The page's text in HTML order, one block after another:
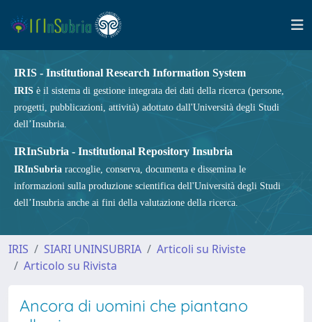
IRIS - Institutional Research Information System
IRIS è il sistema di gestione integrata dei dati della ricerca (persone,
progetti, pubblicazioni, attività) adottato dall'Università degli Studi
dell’Insubria.
IRInSubria - Institutional Repository Insubria
IRInSubria raccoglie, conserva, documenta e dissemina le
informazioni sulla produzione scientifica dell'Università degli Studi
dell’Insubria anche ai fini della valutazione della ricerca.
IRIS SIARI UNINSUBRIA
Articoli su Riviste
Articolo su Rivista
Ancora di uomini che piantano